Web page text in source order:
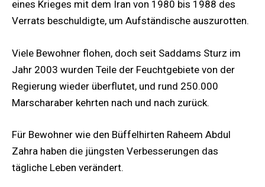
eines Krieges mit dem Iran von 1980 bis 1988 des
Verrats beschuldigte, um Aufständische auszurotten.
Viele Bewohner flohen, doch seit Saddams Sturz im
Jahr 2003 wurden Teile der Feuchtgebiete von der
Regierung wieder überflutet, und rund 250.000
Marscharaber kehrten nach und nach zurück.
Für Bewohner wie den Büffelhirten Raheem ‌Abdul
Zahra haben die jüngsten Verbesserungen das
tägliche Leben verändert.